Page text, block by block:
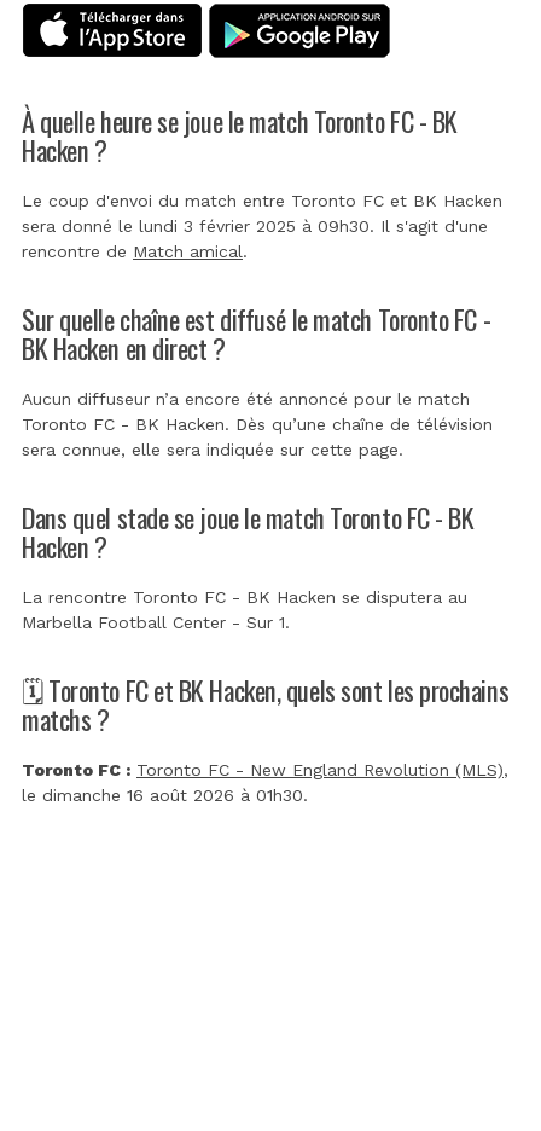
À quelle heure se joue le match Toronto FC - BK
Hacken ?
Le coup d'envoi du match entre Toronto FC et BK Hacken
sera donné le lundi 3 février 2025 à 09h30. Il s'agit d'une
rencontre de Match amical.
Sur quelle chaîne est diffusé le match Toronto FC -
BK Hacken en direct ?
Aucun diffuseur n’a encore été annoncé pour le match
Toronto FC - BK Hacken. Dès qu’une chaîne de télévision
sera connue, elle sera indiquée sur cette page.
Dans quel stade se joue le match Toronto FC - BK
Hacken ?
La rencontre Toronto FC - BK Hacken se disputera au
Marbella Football Center - Sur 1.
🗓️ Toronto FC et BK Hacken, quels sont les prochains
matchs ?
Toronto FC : Toronto FC - New England Revolution (MLS),
le dimanche 16 août 2026 à 01h30.